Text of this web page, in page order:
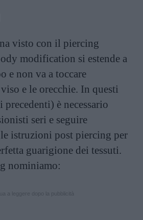
visto con il piercing
modification si estende a
e non va a toccare
e le orecchie. In questi
precedenti) è necessario
seri e seguire
le istruzioni post piercing per
guarigione dei tessuti.
nominiamo: